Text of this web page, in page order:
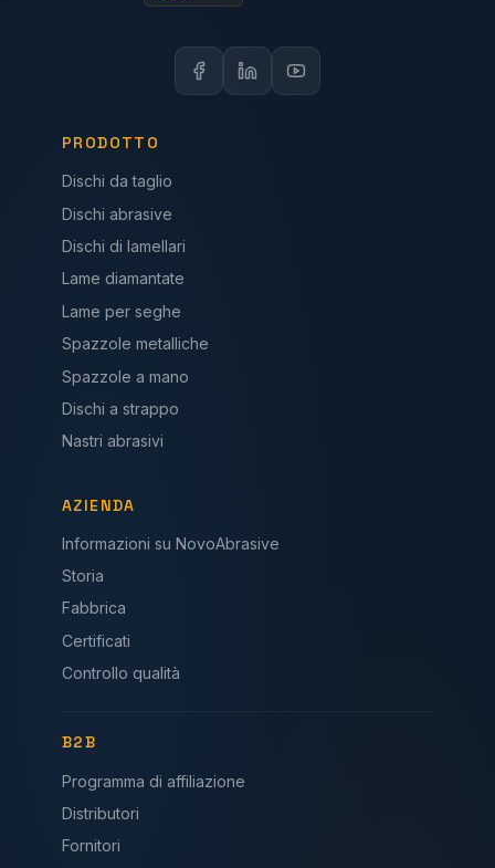
PRODOTTO
Dischi da taglio
Dischi abrasive
Dischi di lamellari
Lame diamantate
Lame per seghe
Spazzole metalliche
Spazzole a mano
Dischi a strappo
Nastri abrasivi
AZIENDA
Informazioni su NovoAbrasive
Storia
Fabbrica
Certificati
Controllo qualità
B2B
Programma di affiliazione
Distributori
Fornitori